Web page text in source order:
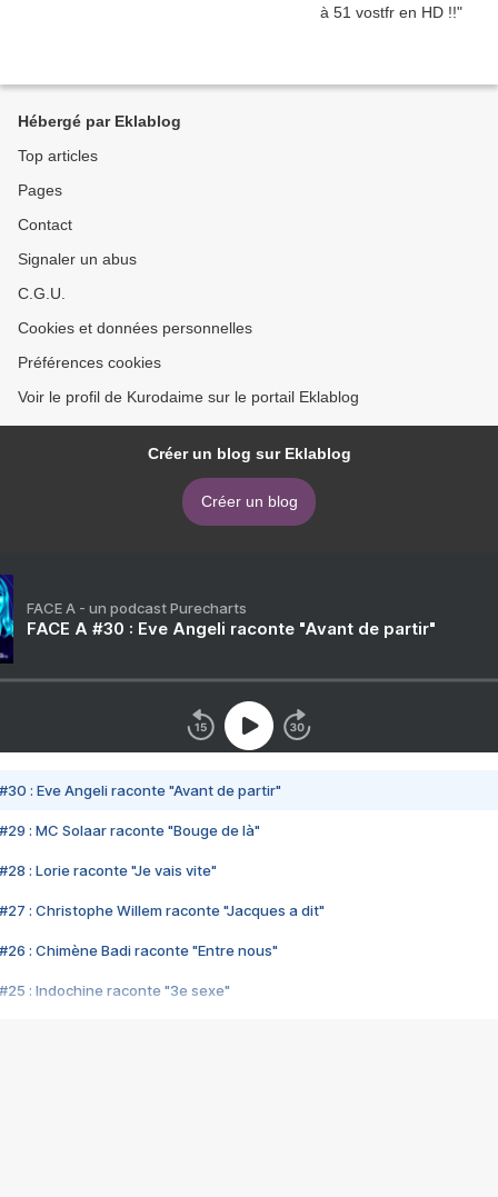
Hébergé par Eklablog
Top articles
Pages
Contact
Signaler un abus
C.G.U.
Cookies et données personnelles
Préférences cookies
Voir le profil de Kurodaime sur le portail Eklablog
Créer un blog sur Eklablog
Créer un blog
FACE A - un podcast Purecharts
FACE A #30 : Eve Angeli raconte "Avant de partir"
#30 : Eve Angeli raconte "Avant de partir"
#29 : MC Solaar raconte "Bouge de là"
#28 : Lorie raconte "Je vais vite"
#27 : Christophe Willem raconte "Jacques a dit"
#26 : Chimène Badi raconte "Entre nous"
#25 : Indochine raconte "3e sexe"